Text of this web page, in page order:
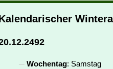
Wochentag: Samstag